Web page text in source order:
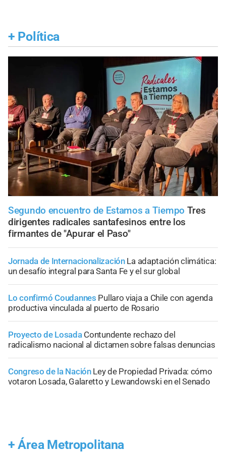
+ Política
Segundo encuentro de Estamos a Tiempo Tres
dirigentes radicales santafesinos entre los
firmantes de "Apurar el Paso"
Jornada de Internacionalización La adaptación climática:
un desafío integral para Santa Fe y el sur global
Lo confirmó Coudannes Pullaro viaja a Chile con agenda
productiva vinculada al puerto de Rosario
Proyecto de Losada Contundente rechazo del
radicalismo nacional al dictamen sobre falsas denuncias
Congreso de la Nación Ley de Propiedad Privada: cómo
votaron Losada, Galaretto y Lewandowski en el Senado
+ Área Metropolitana